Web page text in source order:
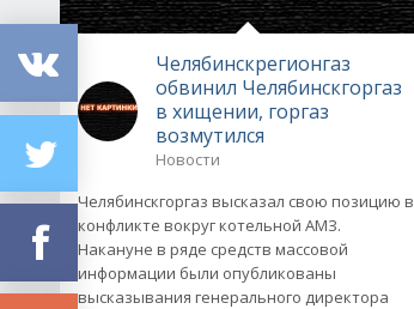
Челябинскрегионгаз
обвинил Челябинскгоргаз
в хищении, горгаз
возмутился
Новости
Челябинскгоргаз высказал свою позицию в
конфликте вокруг котельной АМЗ.
Накануне в ряде средств массовой
информации были опубликованы
высказывания генерального директора